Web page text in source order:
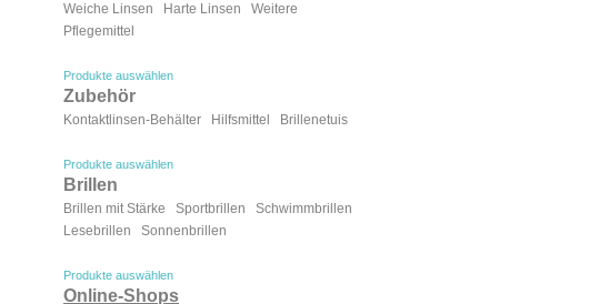
Weiche Linsen Harte Linsen
Weitere
Pflegemittel
Produkte auswählen
Zubehör
Kontaktlinsen-Behälter Hilfsmittel Brillenetuis
Produkte auswählen
Brillen
Brillen mit Stärke Sportbrillen
Schwimmbrillen
Lesebrillen
Sonnenbrillen
Produkte auswählen
Online-Shops